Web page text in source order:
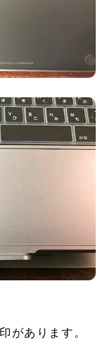
があります。